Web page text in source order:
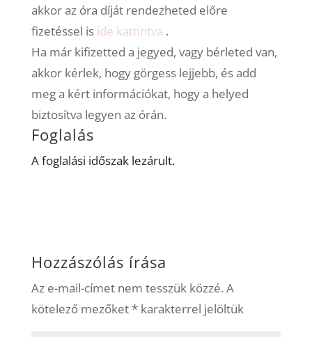
akkor az óra díját rendezheted előre
fizetéssel is ide kattintva .
Ha már kifizetted a jegyed, vagy bérleted van,
akkor kérlek, hogy görgess lejjebb, és add
meg a kért információkat, hogy a helyed
biztosítva legyen az órán.
Foglalás
A foglalási időszak lezárult.
Hozzászólás írása
Az e-mail-címet nem tesszük közzé. A
kötelező mezőket*karakterrel jelöltük